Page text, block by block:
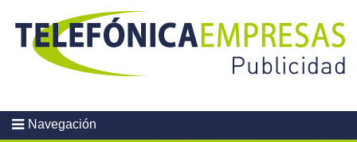
content
Navegación